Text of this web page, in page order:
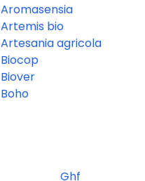
Aromasensia
Artemis bio
Artesania agricola
Biocop
Biover
Boho
Ghf